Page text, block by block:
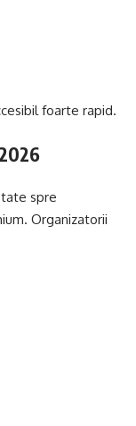
foarte rapid.
spre
Organizatorii